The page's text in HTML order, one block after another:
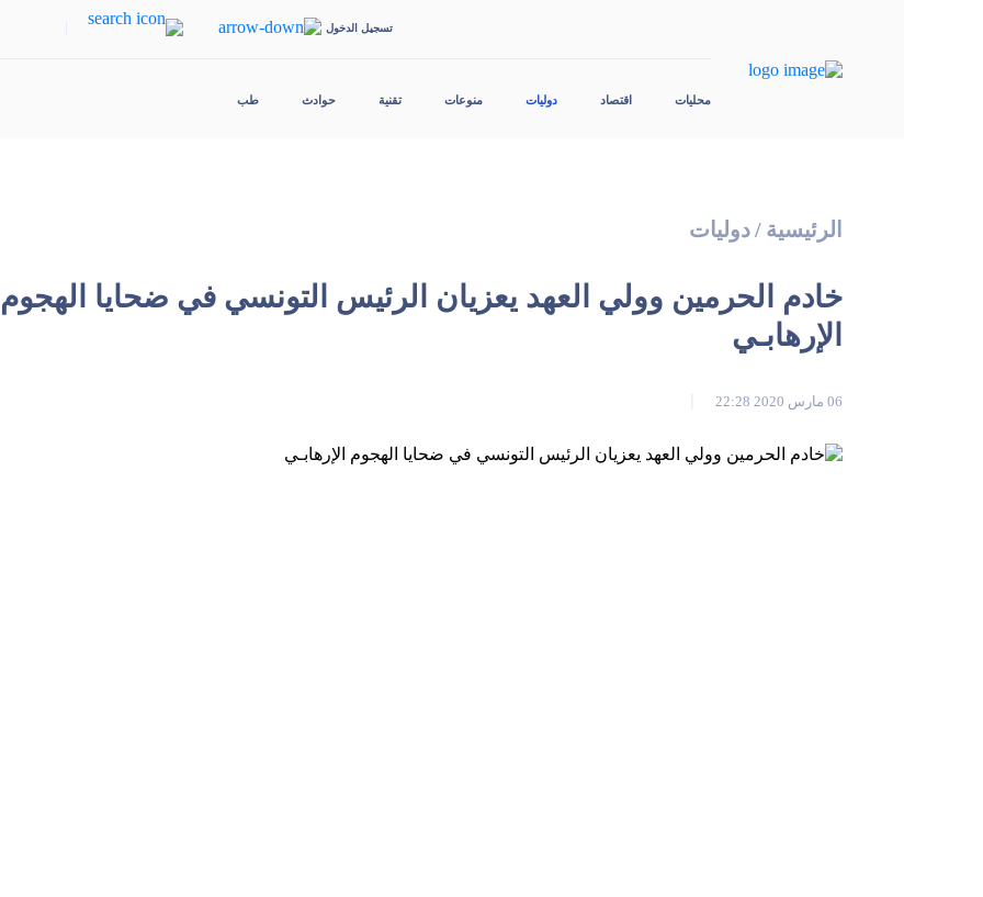
تسجيل الدخول
محليات اقتصاد دوليات منوعات تقنية حوادث طب
الرئيسية /دوليات
خادم الحرمين وولي العهد يعزيان الرئيس التونسي في ضحايا الهجوم
الإرهابـي
06 مارس 2020 22:28